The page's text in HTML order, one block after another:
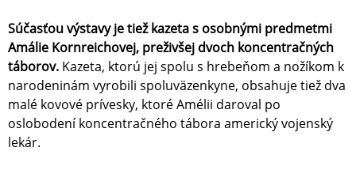
Súčasťou výstavy je tiež kazeta s osobnými predmetmi
Amálie Kornreichovej, preživšej dvoch koncentračných
táborov. Kazeta, ktorú jej spolu s hrebeňom a nožíkom k
narodeninám vyrobili spoluväzenkyne, obsahuje tiež dva
malé kovové prívesky, ktoré Amélii daroval po
oslobodení koncentračného tábora americký vojenský
lekár.